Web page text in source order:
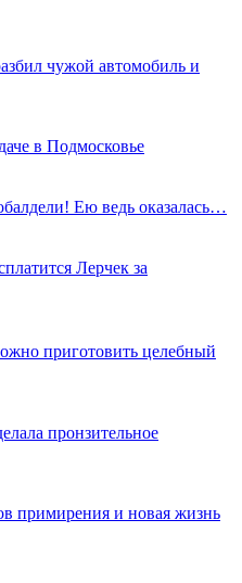
чужой автомобиль и
в Подмосковье
Ею ведь оказалась…
Лерчек за
приготовить целебный
пронзительное
примирения и новая жизнь